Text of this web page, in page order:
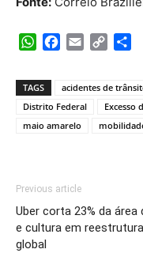
WhatsApp
Facebook
Email Copy
TAGS acidentes de
Distrito Federal
Excesso
maio amarelo
Previous article
Uber corta 23% da área
e cultura em
global